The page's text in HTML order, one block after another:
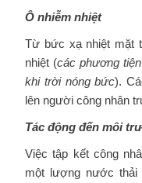
Ô nhiễm nhiệt
Từ bức xạ nhiệt mặt
nhiệt (các phương
khi trời nóng bức).
lên người công nhân
Tác động đến môi
Việc tập kết công
một lượng nước thải